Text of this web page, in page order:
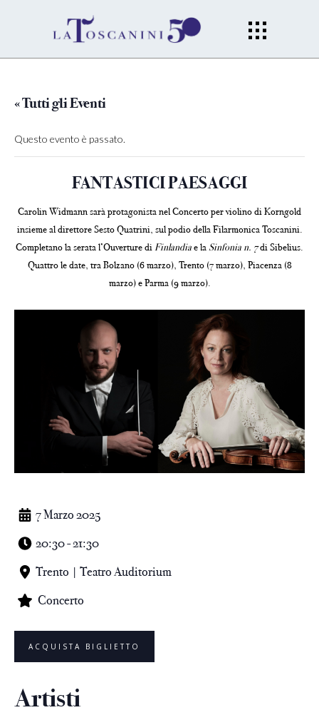
« Tutti gli Eventi
Questo evento è passato.
FANTASTICI PAESAGGI
Carolin Widmann sarà protagonista nel Concerto per violino di Korngold
insieme al direttore Sesto Quatrini, sul podio della Filarmonica Toscanini.
Completano la serata l’Ouverture diFinlandiae laSinfonia n. 7di Sibelius.
Quattro le date, tra Bolzano (6 marzo), Trento (7 marzo), Piacenza (8
marzo) e Parma (9 marzo).
7 Marzo 2025
20:30 - 21:30
Trento | Teatro Auditorium
Concerto
ACQUISTA BIGLIETTO
Artisti